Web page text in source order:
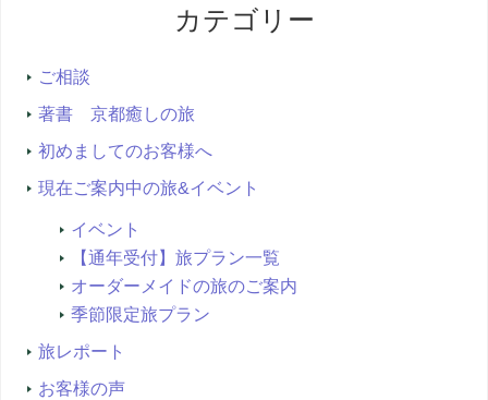
カテゴリー
ご相談
著書 京都癒しの旅
初めましてのお客様へ
現在ご案内中の旅&イベント
イベント
【通年受付】旅プラン一覧
オーダーメイドの旅のご案内
季節限定旅プラン
旅レポート
お客様の声